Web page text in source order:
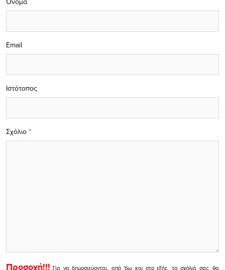
Σχόλιο *
Email
Ιστότοπος
Προσοχή!!! Για να δημοσιεύονται, από 'δω και στο εξής, τα σχόλιά σας, θα